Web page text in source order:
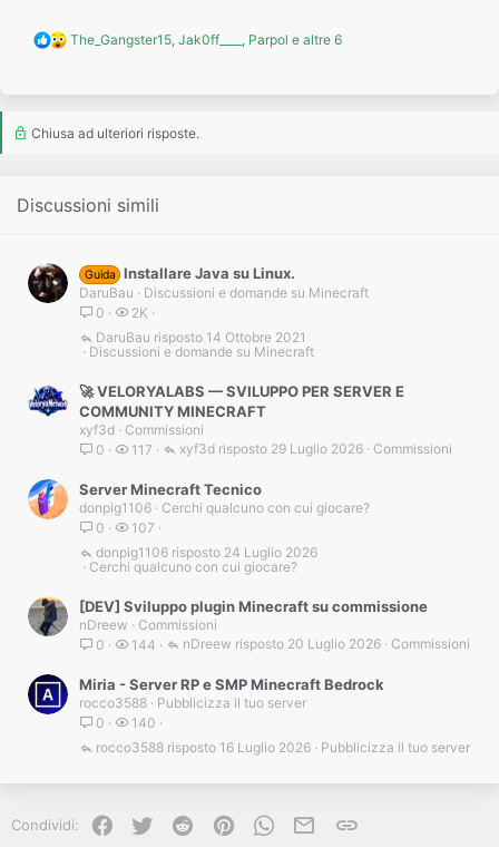
R
c
i
:
The_Gangster15, Jak0ff____ , Parpol e altre 6
Chiusa ad ulteriori risposte.
Discussioni simili
Guida Installare Java su Linux.
DaruBau
Discussioni e domande su Minecraft
0
2K
Discussioni e domande su Minecraft
14 Ottobre 2021
DaruBau
🚀 VELORYALABS — SVILUPPO PER SERVER E
COMMUNITY MINECRAFT
xyf3d
Commissioni
0
117 Commissioni
29 Luglio 2026
xyf3d
Server Minecraft Tecnico
donpig1106
Cerchi qualcuno con cui giocare?
0
107
Cerchi qualcuno con cui giocare?
24 Luglio 2026
donpig1106
[DEV] Sviluppo plugin Minecraft su commissione
nDreew
Commissioni
0
144 Commissioni
20 Luglio 2026
nDreew
Miria - Server RP e SMP Minecraft Bedrock
rocco3588
Pubblicizza il tuo server
0
140
Pubblicizza il tuo server
16 Luglio 2026
rocco3588
Condividi: Facebook
Twitter Reddit PinterestWhatsApp
e-mailLink